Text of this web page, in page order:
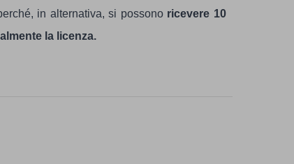
in alternativa, si possono ricevere 10
la licenza.